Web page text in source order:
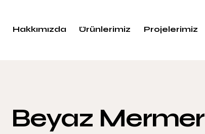
Hakkımızda Ürünlerimiz Projelerimiz
Beyaz Mermer